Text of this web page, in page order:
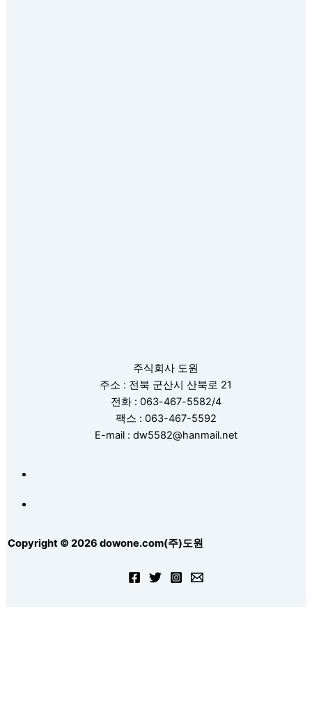
주식회사 도원
주소 : 전북 군산시 산북로 21
전화 : 063-467-5582/4
팩스 : 063-467-5592
E-mail : dw5582@hanmail.net
Copyright © 2026 dowone.com(주)도원